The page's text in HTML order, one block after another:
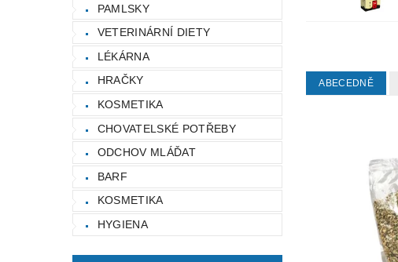
PAMLSKY
VETERINÁRNÍ DIETY
LÉKÁRNA
HRAČKY
KOSMETIKA
CHOVATELSKÉ POTŘEBY
ODCHOV MLÁĎAT
BARF
KOSMETIKA
HYGIENA
ABECEDNĚ